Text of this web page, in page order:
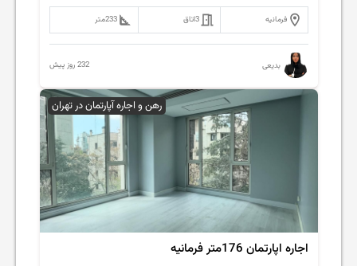
فرمانیه 3اتاق 233متر
بدیعی 232 روز پیش
رهن و اجاره آپارتمان در تهران
اجاره اپارتمان 176متر فرمانیه